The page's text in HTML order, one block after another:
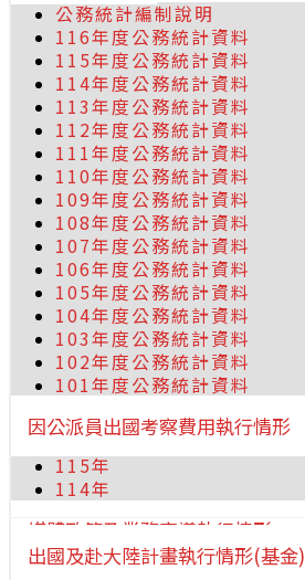
公務統計編制說明
116年度公務統計資料
115年度公務統計資料
114年度公務統計資料
113年度公務統計資料
112年度公務統計資料
111年度公務統計資料
110年度公務統計資料
109年度公務統計資料
108年度公務統計資料
107年度公務統計資料
106年度公務統計資料
105年度公務統計資料
104年度公務統計資料
103年度公務統計資料
102年度公務統計資料
101年度公務統計資料
因公派員出國考察費用執行情形
115年
114年
媒體政策及業務宣導執行情形
出國及赴大陸計畫執行情形(基金)